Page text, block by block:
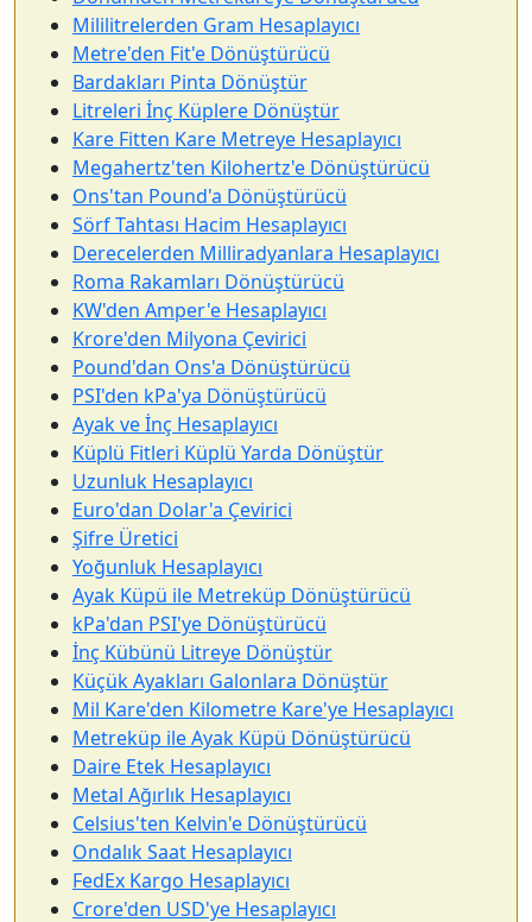
Mililitrelerden Gram Hesaplayıcı
Metre'den Fit'e Dönüştürücü
Bardakları Pinta Dönüştür
Litreleri İnç Küplere Dönüştür
Kare Fitten Kare Metreye Hesaplayıcı
Megahertz'ten Kilohertz'e Dönüştürücü
Ons'tan Pound'a Dönüştürücü
Sörf Tahtası Hacim Hesaplayıcı
Derecelerden Milliradyanlara Hesaplayıcı
Roma Rakamları Dönüştürücü
KW'den Amper'e Hesaplayıcı
Krore'den Milyona Çevirici
Pound'dan Ons'a Dönüştürücü
PSI'den kPa'ya Dönüştürücü
Ayak ve İnç Hesaplayıcı
Küplü Fitleri Küplü Yarda Dönüştür
Uzunluk Hesaplayıcı
Euro'dan Dolar'a Çevirici
Şifre Üretici
Yoğunluk Hesaplayıcı
Ayak Küpü ile Metreküp Dönüştürücü
kPa'dan PSI'ye Dönüştürücü
İnç Kübünü Litreye Dönüştür
Küçük Ayakları Galonlara Dönüştür
Mil Kare'den Kilometre Kare'ye Hesaplayıcı
Metreküp ile Ayak Küpü Dönüştürücü
Daire Etek Hesaplayıcı
Metal Ağırlık Hesaplayıcı
Celsius'ten Kelvin'e Dönüştürücü
Ondalık Saat Hesaplayıcı
FedEx Kargo Hesaplayıcı
Crore'den USD'ye Hesaplayıcı